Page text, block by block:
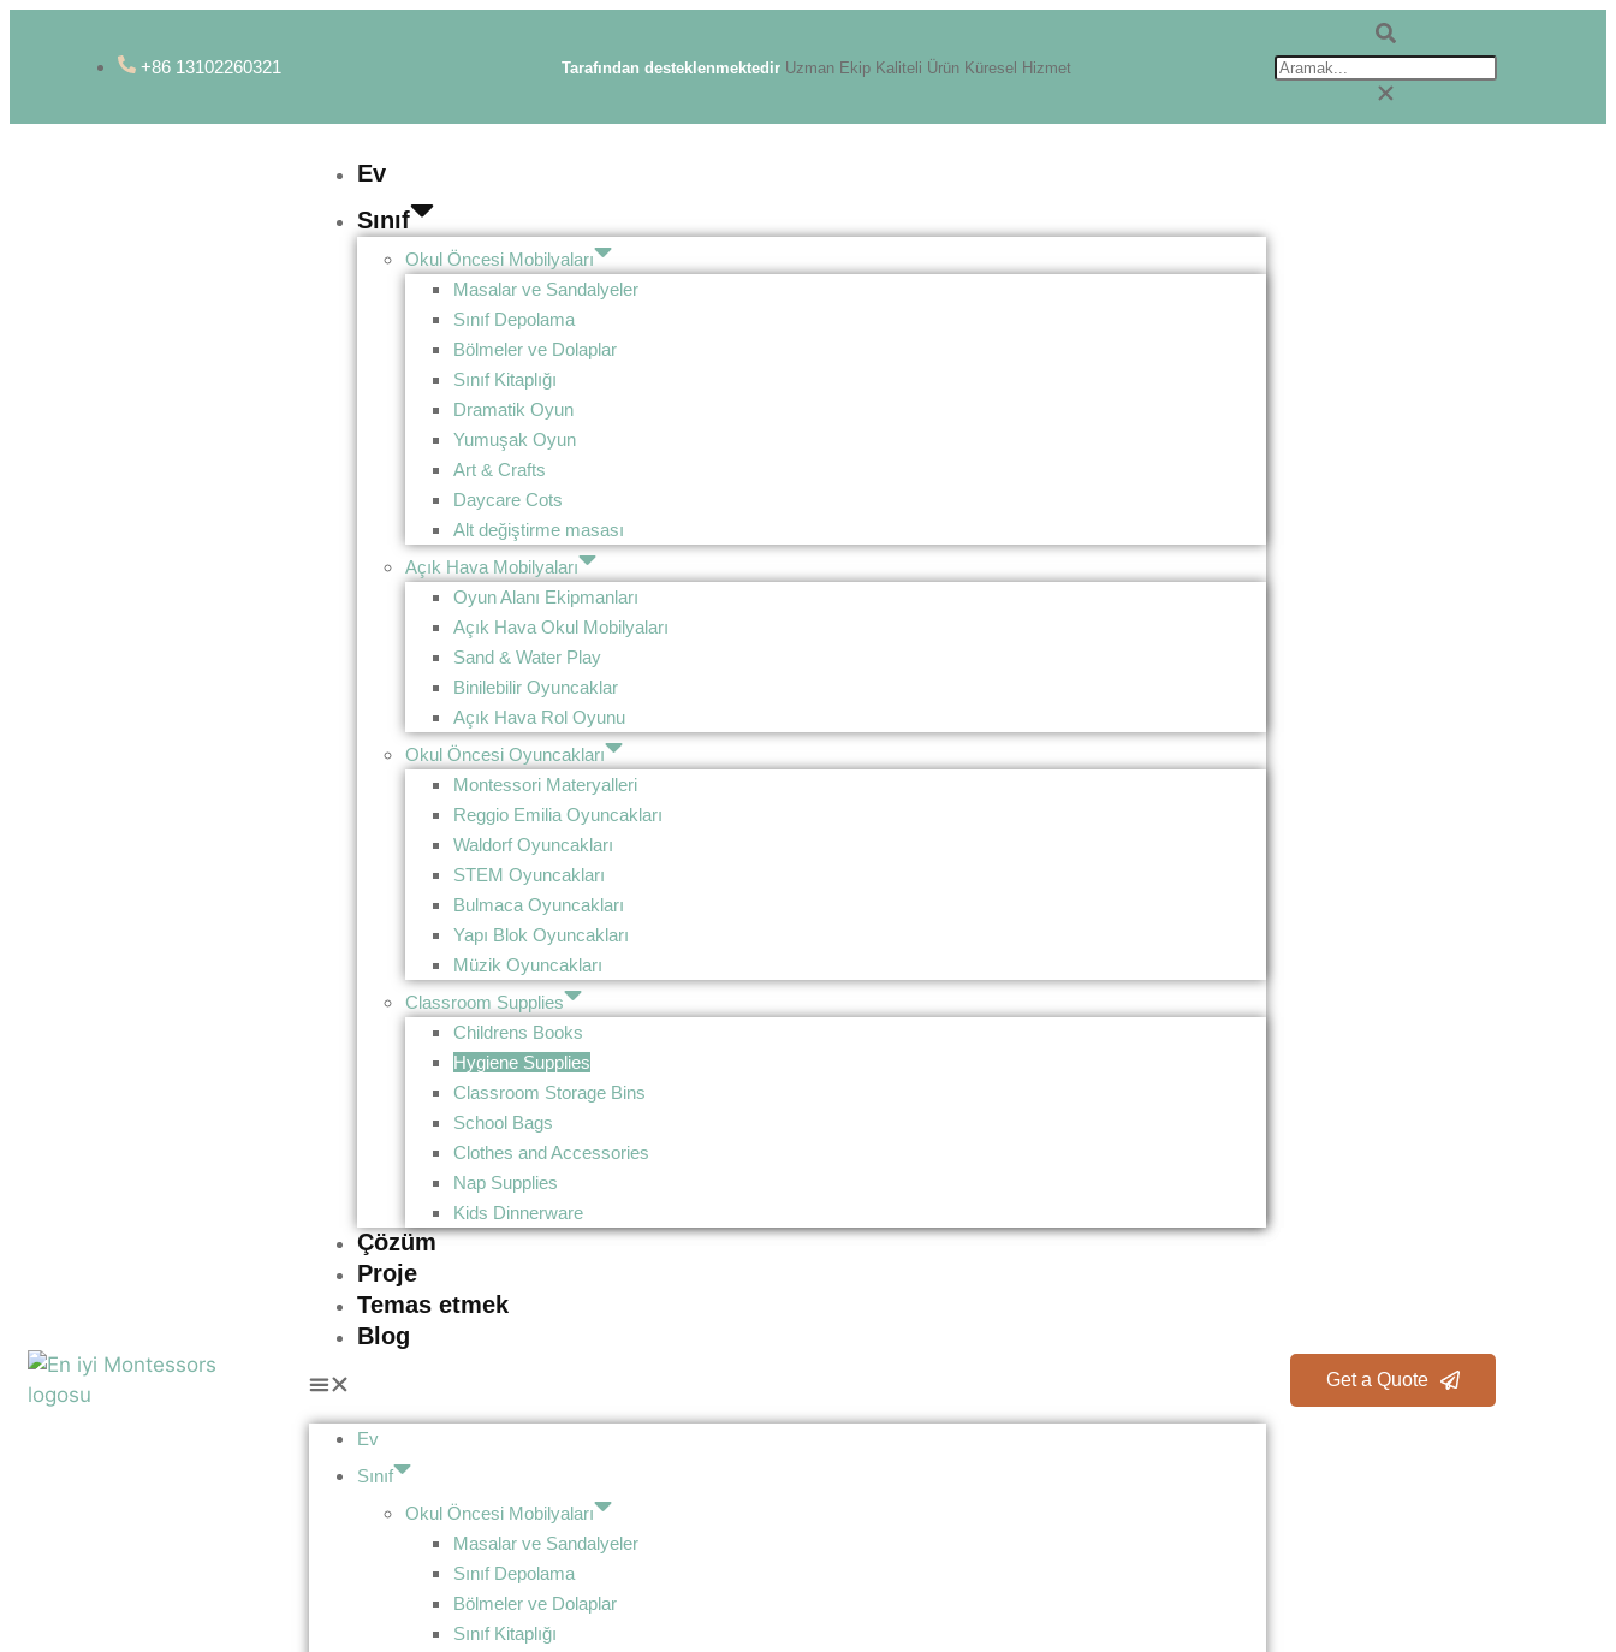
+86 13102260321 Tarafından desteklenmektedir Uzman Ekip Kaliteli Ürün Küresel Hizmet
Ev
Sınıf
Okul Öncesi Mobilyaları
Masalar ve Sandalyeler
Sınıf Depolama
Bölmeler ve Dolaplar
Sınıf Kitaplığı
Dramatik Oyun
Yumuşak Oyun
Art & Crafts
Daycare Cots
Alt değiştirme masası
Açık Hava Mobilyaları
Oyun Alanı Ekipmanları
Açık Hava Okul Mobilyaları
Sand & Water Play
Binilebilir Oyuncaklar
Açık Hava Rol Oyunu
Okul Öncesi Oyuncakları
Montessori Materyalleri
Reggio Emilia Oyuncakları
Waldorf Oyuncakları
STEM Oyuncakları
Bulmaca Oyuncakları
Yapı Blok Oyuncakları
Müzik Oyuncakları
Classroom Supplies
Childrens Books
Hygiene Supplies
Classroom Storage Bins
School Bags
Clothes and Accessories
Nap Supplies
Kids Dinnerware
Çözüm
Proje
Temas etmek
Blog
Ev
Sınıf
Okul Öncesi Mobilyaları
Masalar ve Sandalyeler
Sınıf Depolama
Bölmeler ve Dolaplar
Sınıf Kitaplığı
Get a Quote